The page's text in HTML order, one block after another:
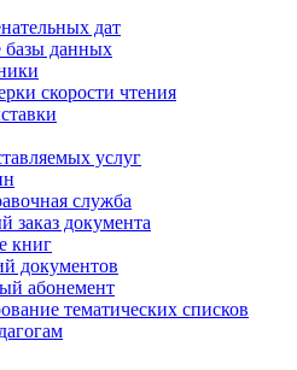
дат
базы данных
скорости чтения
услуг
служба
заказ документа
книг
документов
абонемент
тематических списков